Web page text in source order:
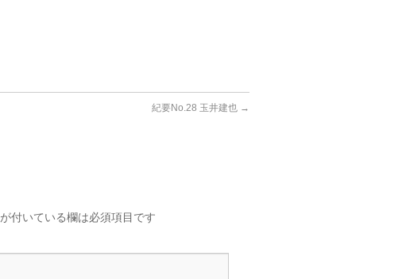
紀要No.28 玉井建也 →
が付いている欄は必須項目です